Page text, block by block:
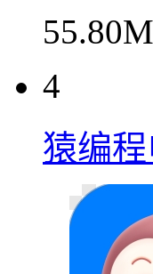
4
猿编